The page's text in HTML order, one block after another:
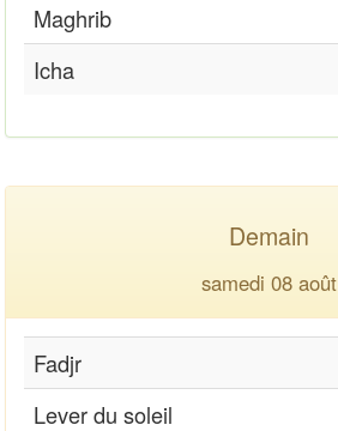
Maghrib
Icha
Demain
samedi 08 août
Fadjr
Lever du soleil